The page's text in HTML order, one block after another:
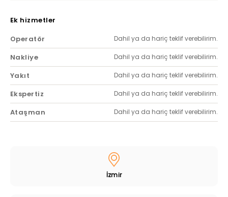
Ek hizmetler
Operatör
Dahil ya da hariç teklif verebilirim.
Nakliye Dahil ya da hariç teklif verebilirim.
Yakıt Dahil ya da hariç teklif verebilirim.
Ekspertiz Dahil ya da hariç teklif verebilirim.
Ataşman Dahil ya da hariç teklif verebilirim.
İzmir